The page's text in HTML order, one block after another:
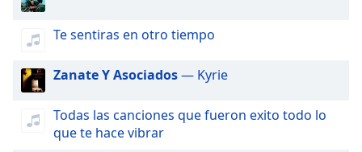
dialog
window.
Escape
Te sentiras en otro tiempo
Zanate Y Asociados— Kyrie
Todas las canciones que fueron exito todo lo
que te hace vibrar